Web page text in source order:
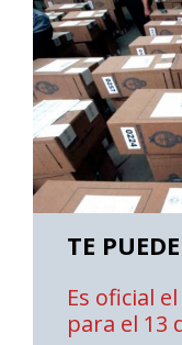
TE
Es oficial
para el 13